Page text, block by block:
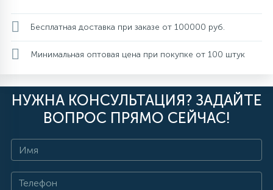
Бесплатная доставка при заказе от 100000 руб.
Минимальная оптовая цена при покупке от 100 штук
НУЖНА КОНСУЛЬТАЦИЯ? ЗАДАЙТЕ
ВОПРОС ПРЯМО СЕЙЧАС!